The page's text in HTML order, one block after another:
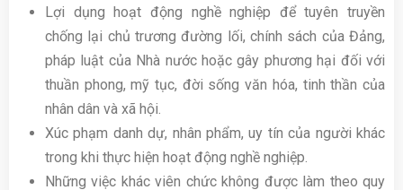
Lợi dụng hoạt động nghề nghiệp để tuyên truyền
chống lại chủ trương đường lối, chính sách của Đảng,
pháp luật của Nhà nước hoặc gây phương hại đối với
thuần phong, mỹ tục, đời sống văn hóa, tinh thần của
nhân dân và xã hội.
Xúc phạm danh dự, nhân phẩm, uy tín của người khác
trong khi thực hiện hoạt động nghề nghiệp.
Những việc khác viên chức không được làm theo quy